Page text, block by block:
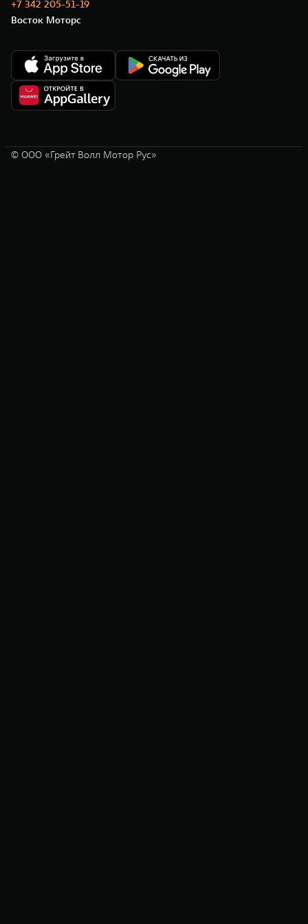
+7 342 205-51-19
Восток Моторс
© ООО «Грейт Волл Мотор Рус»